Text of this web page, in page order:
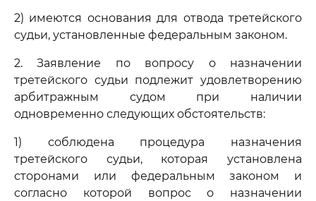
2) имеются основания для отвода третейского
судьи, установленные федеральным законом.
2. Заявление по вопросу о назначении
третейского судьи подлежит удовлетворению
арбитражным судом при наличии
одновременно следующих обстоятельств:
1) соблюдена процедура назначения
третейского судьи, которая установлена
сторонами или федеральным законом и
согласно которой вопрос о назначении